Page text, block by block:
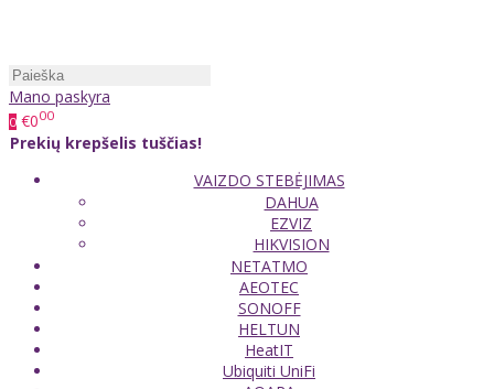
Mano paskyra
0 €000
Prekių krepšelis tuščias!
VAIZDO STEBĖJIMAS
DAHUA
EZVIZ
HIKVISION
NETATMO
AEOTEC
SONOFF
HELTUN
HeatIT
Ubiquiti UniFi